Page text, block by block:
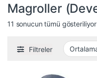
Magroller
11 sonucun tümü gösteriliyor
Filtreler